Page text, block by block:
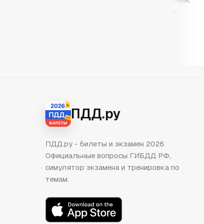
ПДД.ру
ПДД.ру - билеты и экзамен 2026.
Официальные вопросы ГИБДД РФ,
симулятор экзамена и тренировка по
темам.